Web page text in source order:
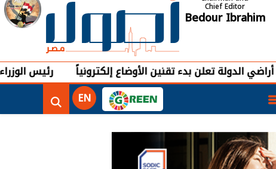
Chief Editor
Bedour Ibrahim
رئيس الوزراء يصدر تعلن بدء تقنين الأوضاع إلكترونياً
EN